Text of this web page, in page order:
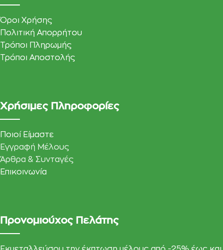
Όροι Χρήσης
Πολιτική Απορρήτου
Τρόποι Πληρωμής
Τρόποι Αποστολής
Χρήσιμες Πληροφορίες
Ποιοί Είμαστε
Εγγραφή Μέλους
Άρθρα & Συνταγές
Επικοινωνία
Προνομιούχος Πελάτης